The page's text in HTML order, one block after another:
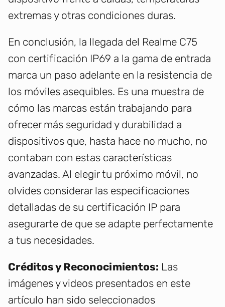
extremas y otras condiciones duras.
En conclusión, la llegada del Realme C75
con certificación IP69 a la gama de entrada
marca un paso adelante en la resistencia de
los móviles asequibles. Es una muestra de
cómo las marcas están trabajando para
ofrecer más seguridad y durabilidad a
dispositivos que, hasta hace no mucho, no
contaban con estas características
avanzadas. Al elegir tu próximo móvil, no
olvides considerar las especificaciones
detalladas de su certificación IP para
asegurarte de que se adapte perfectamente
a tus necesidades.
Créditos y Reconocimientos: Las
imágenes y videos presentados en este
artículo han sido seleccionados